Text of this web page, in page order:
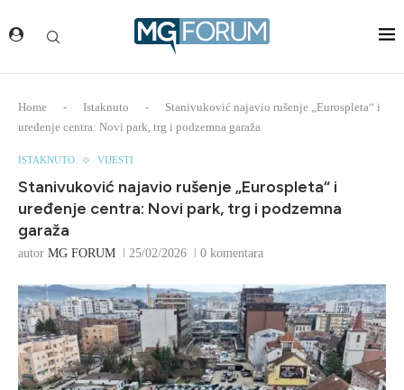
Home - Istaknuto -
Stanivuković najavio rušenje „Eurospleta“ i
uređenje centra: Novi park, trg i podzemna garaža
ISTAKNUTO VIJESTI
Stanivuković najavio rušenje „Eurospleta“ i
uređenje centra: Novi park, trg i podzemna
garaža
autor MG FORUM 25/02/2026 0 komentara